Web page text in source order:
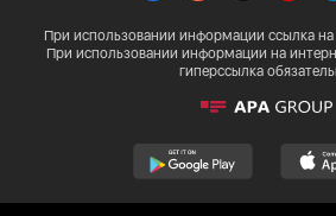
При использовании информации ссылка на
При использовании информации на
гиперссылка